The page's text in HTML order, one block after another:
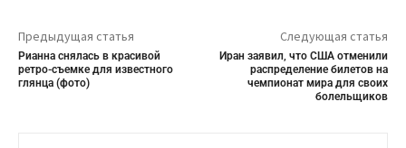
Предыдущая статья
Рианна снялась в красивой
ретро-съемке для известного
глянца (фото)
Следующая статья
Иран заявил, что США отменили
распределение билетов на
чемпионат мира для своих
болельщиков